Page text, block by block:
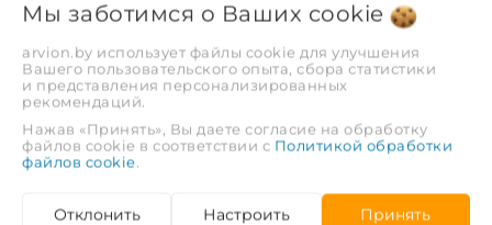
Описание Отзывы
ХАРАКТЕРИСТИКИ
Мы заботимся о Ваших cookie
arvion.by использует файлы cookie для улучшения
Вашего пользовательского опыта, сбора статистики
и представления персонализированных
рекомендаций.
Нажав «Принять», Вы даете согласие на обработку
файлов cookie в соответствии с Политикой обработки
файлов cookie
Отклонить Настроить Принять